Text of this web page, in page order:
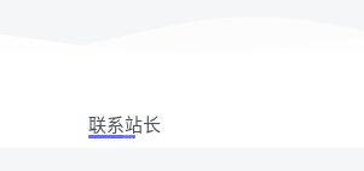
联系站长